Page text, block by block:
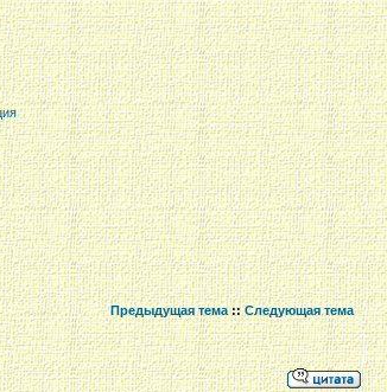
Предыдущая тема::Следующая тема